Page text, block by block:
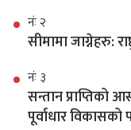
नंः २
सीमामा जाग्नेहरु:
नंः ३
सन्तान प्राप्तिको
पूर्वाधार विकासको